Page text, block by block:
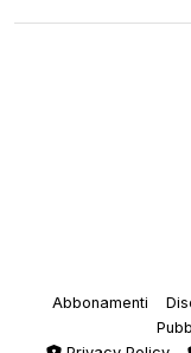
Abbonamenti